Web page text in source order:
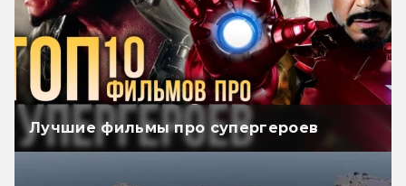
Лучшие фильмы про супергероев